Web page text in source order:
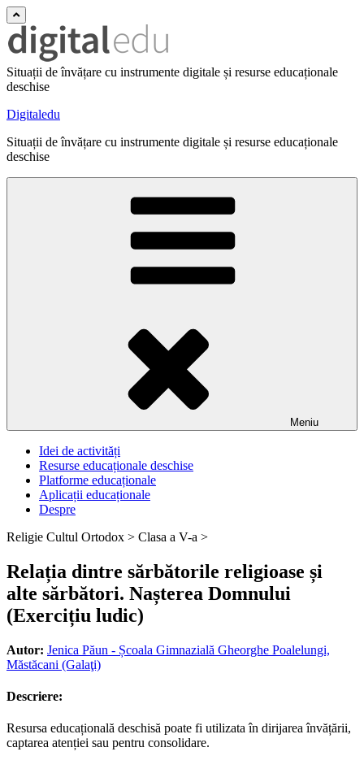
Situații de învățare cu instrumente digitale și resurse educaționale
deschise
Digitaledu
Situații de învățare cu instrumente digitale și resurse educaționale
deschise
Meniu
Idei de activități
Resurse educaționale deschise
Platforme educaționale
Aplicații educaționale
Despre
Religie Cultul Ortodox > Clasa a V-a >
Relația dintre sărbătorile religioase și
alte sărbători. Nașterea Domnului
(Exercițiu ludic)
Autor: Jenica Păun - Școala Gimnazială Gheorghe Poalelungi,
Măstăcani (Galaţi)
Descriere:
Resursa educațională deschisă poate fi utilizata în dirijarea învățării,
captarea atenției sau pentru consolidare.